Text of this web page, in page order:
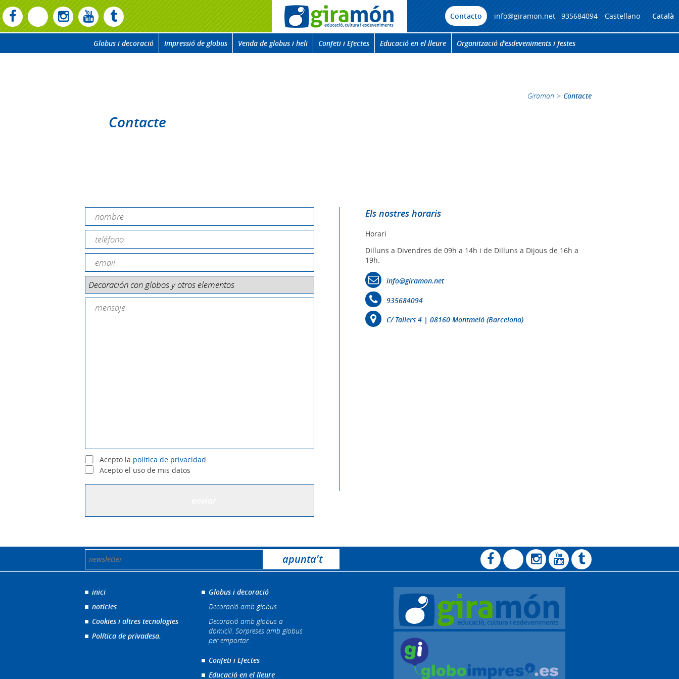
Contacto info@giramon.net| 935684094 Castellano Català
Globus i decoració Impressió de globus Venda de globus i heli Confeti i Efectes Educació en el lleure Organització d’esdeveniments i festes
Giramon > Contacte
Contacte
Acepto la política de privacidad
Acepto el uso de mis datos
Els nostres horaris
Horari
Dilluns a Divendres de 09h a 14h i de Dilluns a Dijous de 16h a
19h.
info@giramon.net
935684094
C/ Tallers 4 | 08160 Montmeló (Barcelona)
inici
noticies
Cookies i altres tecnologies
Política de privadesa.
Globus i decoració
Decoració amb globus
Decoració amb globus a
domicili. Sorpreses amb globus
per emportar.
Confeti i Efectes
Educació en el lleure